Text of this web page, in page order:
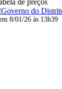
de preços
8/01/26 às 13h39